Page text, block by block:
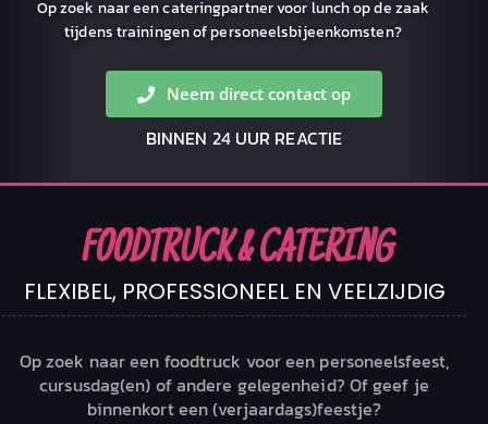
Bestellen
Op zoek naar een cateringpartner voor lunch op de zaak
tijdens trainingen of personeelsbijeenkomsten?
Neem direct contact op
BINNEN 24 UUR REACTIE
FOODTRUCK & CATERING
FLEXIBEL, PROFESSIONEEL EN VEELZIJDIG
Op zoek naar een foodtruck voor een personeelsfeest,
cursusdag(en) of andere gelegenheid? Of geef je
binnenkort een (verjaardags)feestje?